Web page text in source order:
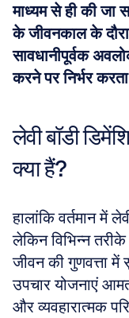
माध्यम से ही की जा
के जीवनकाल के
सावधानीपूर्वक
करने पर निर्भर
लेवी बॉडी
क्या हैं?
हालांकि वर्तमान में
लेकिन विभिन्न
जीवन की गुणवत्ता
उपचार योजनाएं
और व्यवहारात्मक